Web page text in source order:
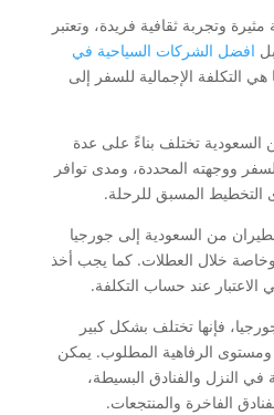
وتجربة ثقافية فريدة، وتعتبر
افضل الشركات السياحية في
التكلفة الإجمالية للسفر إلى
السعودية تختلف بناءً على عدة
ووجهته المحددة، ومدى توافر
المسبق للرحلة.
من السعودية إلى جورجيا
خلال العطلات. كما يجب أخذ
الاعتبار عند حساب التكلفة.
فإنها تختلف بشكل كبير
الرفاهية المطلوب. يمكن
في النزل والفنادق البسيطة،
الفاخرة والمنتجعات.